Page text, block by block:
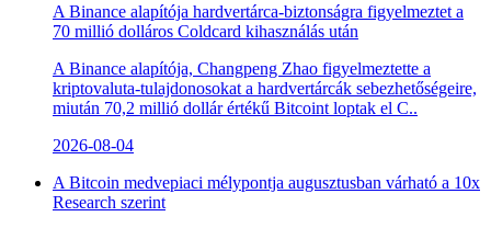
A Binance alapítója hardvertárca-biztonságra figyelmeztet a
70 millió dolláros Coldcard kihasználás után
A Binance alapítója, Changpeng Zhao figyelmeztette a
kriptovaluta-tulajdonosokat a hardvertárcák sebezhetőségeire,
miután 70,2 millió dollár értékű Bitcoint loptak el C..
2026-08-04
A Bitcoin medvepiaci mélypontja augusztusban várható a 10x
Research szerint